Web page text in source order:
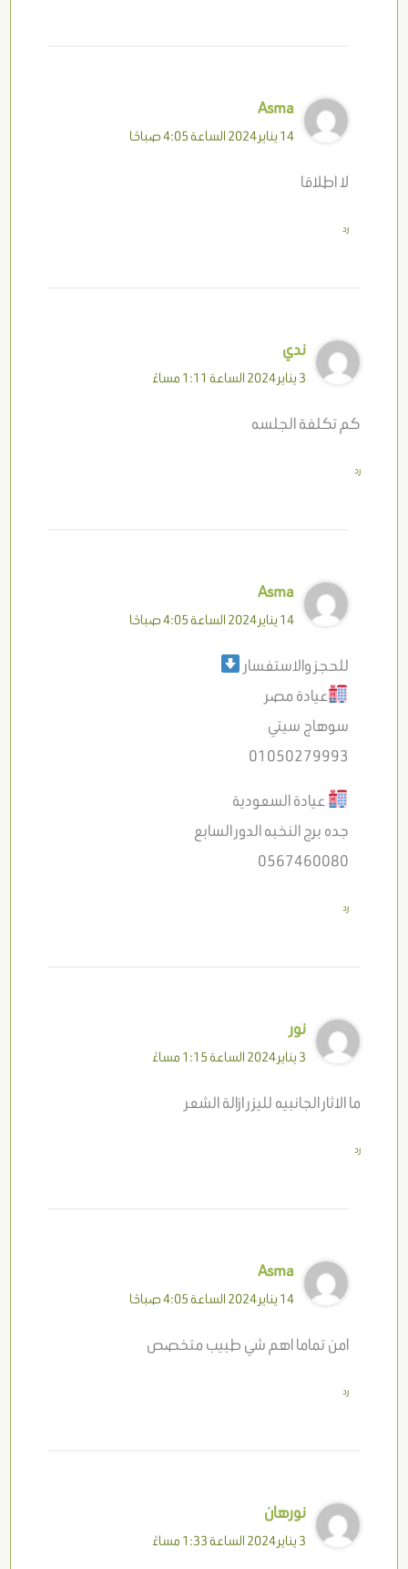
Asma
14 يناير 2024 الساعة 4:05 صباحًا
لا اطلاقا
رد
ندي
3 يناير 2024 الساعة 1:11 مساءً
كم تكلفة الجلسه
رد
Asma
14 يناير 2024 الساعة 4:05 صباحًا
للحجز والاستفسار
عيادة مصر
سوهاج سيتي
01050279993
عيادة السعودية
جده برج النخبه الدور السابع
0567460080
رد
نور
3 يناير 2024 الساعة 1:15 مساءً
ما الاثار الجانبيه لليزر ازالة الشعر
رد
Asma
14 يناير 2024 الساعة 4:05 صباحًا
امن تماما اهم شي طبيب متخصص
رد
نورهان
3 يناير 2024 الساعة 1:33 مساءً